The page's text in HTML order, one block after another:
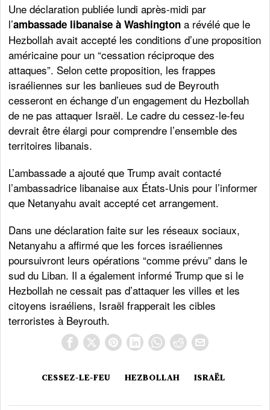
Une déclaration publiée lundi après-midi par
l’ambassade libanaise à Washington a révélé que le
Hezbollah avait accepté les conditions d’une proposition
américaine pour un “cessation réciproque des
attaques”. Selon cette proposition, les frappes
israéliennes sur les banlieues sud de Beyrouth
cesseront en échange d’un engagement du Hezbollah
de ne pas attaquer Israël. Le cadre du cessez-le-feu
devrait être élargi pour comprendre l’ensemble des
territoires libanais.
L’ambassade a ajouté que Trump avait contacté
l’ambassadrice libanaise aux États-Unis pour l’informer
que Netanyahu avait accepté cet arrangement.
Dans une déclaration faite sur les réseaux sociaux,
Netanyahu a affirmé que les forces israéliennes
poursuivront leurs opérations “comme prévu” dans le
sud du Liban. Il a également informé Trump que si le
Hezbollah ne cessait pas d’attaquer les villes et les
citoyens israéliens, Israël frapperait les cibles
terroristes à Beyrouth.
CESSEZ-LE-FEU HEZBOLLAH ISRAËL